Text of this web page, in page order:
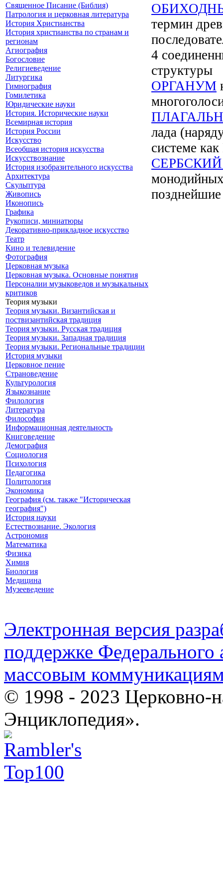
Священное Писание (Библия)
Патрология и церковная литература
История Христианства
История христианства по странам и
регионам
Агиография
Богословие
Религиеведение
Литургика
Гимнография
Гомилетика
Юридические науки
История. Исторические науки
Всемирная история
История России
Искусство
Всеобщая история искусства
Искусствознание
История изобразительного искусства
Архитектура
Скульптура
Живопись
Иконопись
Графика
Рукописи, миниатюры
Декоративно-прикладное искусство
Театр
Кино и телевидение
Фотография
Церковная музыка
Церковная музыка. Основные понятия
Персоналии музыковедов и музыкальных
критиков
Теория музыки
Теория музыки. Византийская и
поствизантийская традиция
Теория музыки. Русская традиция
Теория музыки. Западная традиция
Теория музыки. Региональные традиции
История музыки
Церковное пение
Страноведение
Культурология
Языкознание
Филология
Литература
Философия
Информационная деятельность
Книговедение
Демография
Социология
Психология
Педагогика
Политология
Экономика
География (см. также "Историческая
география")
История науки
Естествознание. Экология
Астрономия
Математика
Физика
Химия
Биология
Медицина
Музееведение
термин
4
структуры
ОРГАНУМ
лада
системе
Электронная версия
поддержке Федерального
массовым
© 1998 - 2023 Церковно-
Энциклопедия».